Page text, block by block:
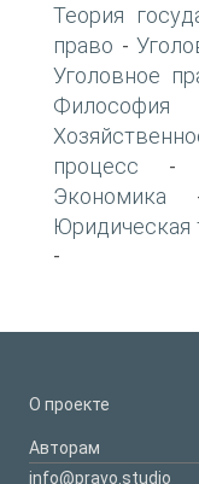
Теория
право -
Уголовное
Философия
процесс -
Экономика
Юридическая
-
О проекте
Авторам
info@pravo.studio